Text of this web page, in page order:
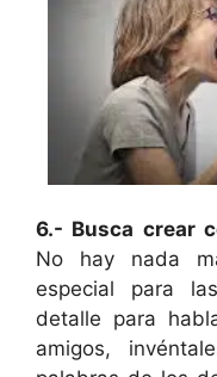
6.- Busca crear
No hay nada
especial para
detalle para
amigos,